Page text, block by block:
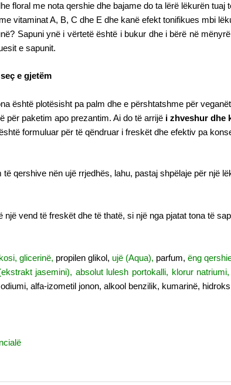
floral me nota qershie dhe bajame do ta lërë lëkurën tuaj
vitaminat A, B, C dhe E dhe kanë efekt tonifikues mbi
Sapuni ynë i vërtetë është i bukur dhe i bërë në
e sapunit.
e gjetëm
është plotësisht pa palm dhe e përshtatshme për
për paketim apo prezantim. Ai do të arrijë i zhveshur dhe
formuluar për të qëndruar i freskët dhe efektiv pa
qershive nën ujë rrjedhës, lahu, pastaj shpëlaje për një
një vend të freskët dhe të thatë, si një nga pjatat tona të
glicerinë, propilen glikol, ujë (Aqua), parfum, ëng
jasemini), absolut lulesh portokalli, klorur
alfa-izometil jonon, alkool benzilik, kumarinë,